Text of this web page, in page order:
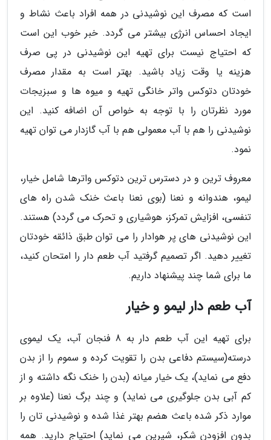
است که مصرف این نوشیدنی در همه افراد باعث نشاط و
ایجاد احساس انرژی بیشتر می گردد. خبر خوب این است
که احتیاج نیست برای تهیه این نوشیدنی در پی صرف
هزینه یا وقت زیاد باشید. بهتر است به مقدار مصرف
خودتان دتوکس واتر خانگی تهیه و میوه ها و سبزیجات
مورد نظرتان را با توجه به خواص آن اضافه کنید. این
نوشیدنی را هم با آب معمولی هم با آب گازدار می توان تهیه
نمود.
معروف ترین و در دسترس ترین دتوکس واترها شامل خیار،
لیمو، هندوانه و نعنا (بوی نعنا باعث خنک شدن راه های
تنفسی، افزایش تمرکز، هوشیاری و تحرک می گردد) هستند.
این نوشیدنی های پر هوادار را می توان طبق ذائقه خودتان
تغییر دهید. اگر تصمیم گرفتید آب طعم دار را امتحان کنید،
ما برای شما چند پیشنهاد داریم.
آب طعم دار لیمو و خیار
برای تهیه این آب طعم دار به 8 فنجان آب، یک لیموی
درسته(سیستم دفاعی بدن را تقویت کرده و سموم را از بدن
دفع می نماید)، یک خیار میانه (بدن را خنک نگه داشته و از
کم آبی بدن جلوگیری می نماید) و چند برگ نعنا (علاوه بر
موارد ذکر شده باعث هضم بهتر غذا شده و نوشیدنی تان را
بدون افزودن شکر، شیرین می نماید) احتیاج دارید. همه